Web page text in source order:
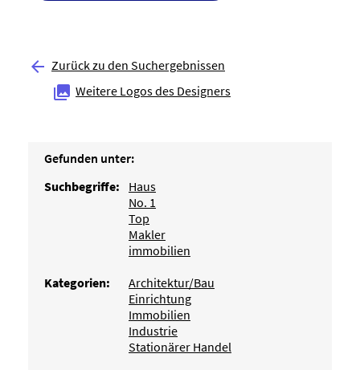
 Zurück zu den Suchergebnissen
 Weitere Logos des Designers
Gefunden unter:
Suchbegriffe:
Haus
No. 1
Top
Makler
immobilien
Kategorien:
Architektur/Bau
Einrichtung
Immobilien
Industrie
Stationärer Handel